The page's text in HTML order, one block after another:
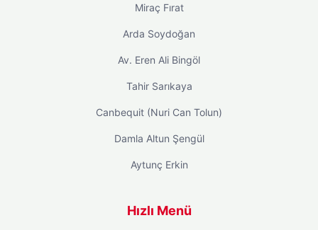
Miraç Fırat
Arda Soydoğan
Av. Eren Ali Bingöl
Tahir Sarıkaya
Canbequit (Nuri Can Tolun)
Damla Altun Şengül
Aytunç Erkin
Hızlı Menü